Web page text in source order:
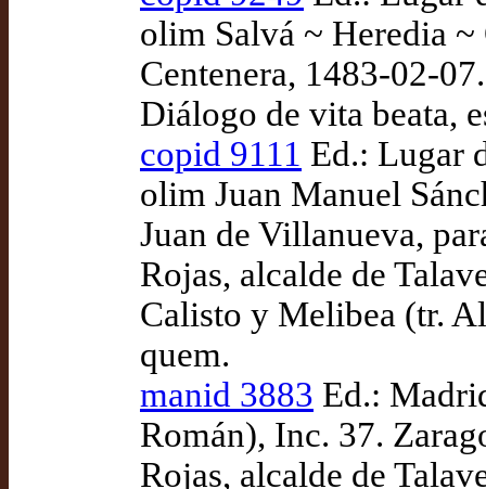
olim Salvá ~ Heredia
Centenera, 1483-02-
Diálogo de vita beata,
copid 9111 Ed.: Lugar
olim Juan Manuel
Juan de Villanueva,
Rojas, alcalde de
Calisto y Melibea (tr.
quem.
manid 3883 Ed.:
Román), Inc. 37.
Rojas, alcalde de